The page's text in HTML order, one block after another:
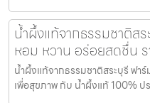
น้ำผึ้งแท้จากธรรมชาติส
หอม หวาน อร่อยสดชื่น
น้ำผึ้งแท้จากธรรมชาติสระบุรี ฟา
เพื่อสุขภาพ กับ น้ำผึ้งแท้ 100% ป